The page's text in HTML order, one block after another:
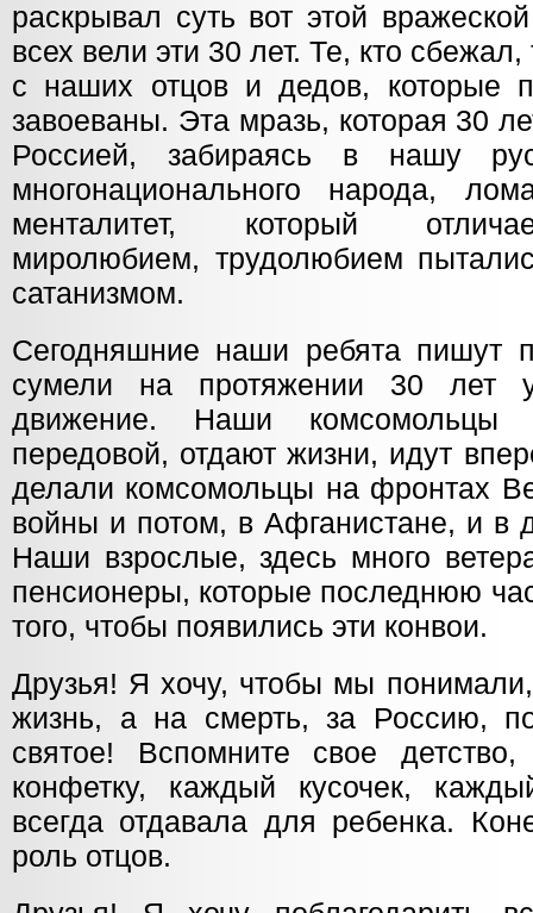
раскрывал суть вот этой
всех вели эти 30 лет. Те, кто
с наших отцов и дедов, которые
завоеваны. Эта мразь, которая 30
Россией, забираясь в нашу
многонационального народа,
менталитет, который
миролюбием, трудолюбием
сатанизмом.
Сегодняшние наши ребята пишут
сумели на протяжении 30 лет
движение. Наши комсомольцы
передовой, отдают жизни, идут
делали комсомольцы на фронтах
войны и потом, в Афганистане, и в
Наши взрослые, здесь много
пенсионеры, которые последнюю
того, чтобы появились эти конвои.
Друзья! Я хочу, чтобы мы
жизнь, а на смерть, за Россию,
святое! Вспомните свое
конфетку, каждый кусочек,
всегда отдавала для ребенка.
роль отцов.